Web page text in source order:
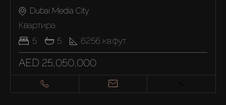
Dubai Media City
Квартира
5
5 6256 кв.фут
AED 25,050,000